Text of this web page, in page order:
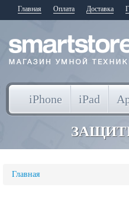
Главная Оплата Доставка
iPhone iPad
Главная